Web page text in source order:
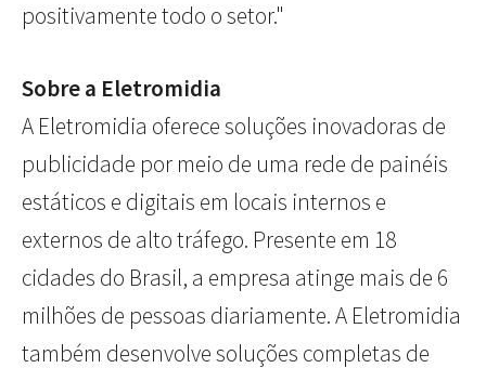
positivamente todo o setor."
Sobre a Eletromidia
A Eletromidia oferece soluções inovadoras de
publicidade por meio de uma rede de painéis
estáticos e digitais em locais internos e
externos de alto tráfego. Presente em 18
cidades do Brasil, a empresa atinge mais de 6
milhões de pessoas diariamente. A Eletromidia
também desenvolve soluções completas de